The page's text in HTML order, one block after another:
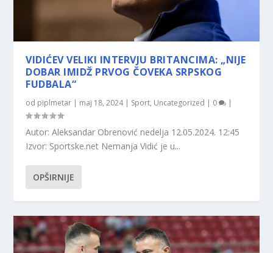
VIDIĆEV VELIKI INTERVJU BRITANCIMA: „NIJE
DOBAR IMIDŽ PRVOG ČOVEKA SRPSKOG
FUDBALA“
od piplmetar | maj 18, 2024| Sport, Uncategorized | 0 |
Autor: Aleksandar Obrenović nedelja 12.05.2024. 12:45
Izvor: Sportske.net Nemanja Vidić je u...
OPŠIRNIJE